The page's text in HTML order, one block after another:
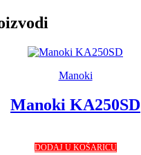
Manoki
Manoki KA250SD
DODAJ U KOŠARICU